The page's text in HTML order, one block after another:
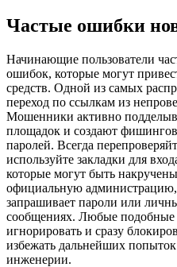
Частые ошибки
Начинающие пользователи
ошибок, которые могут
средств. Одной из самых
переход по ссылкам из
Мошенники активно
площадок и создают
паролей. Всегда
используйте закладки для
которые могут быть
официальную администрацию,
запрашивает пароли или
сообщениях. Любые подобные
игнорировать и сразу
избежать дальнейших
инженерии.